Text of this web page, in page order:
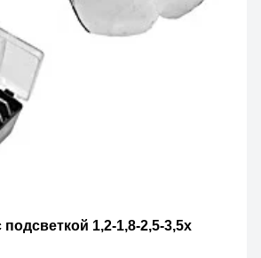
1,2-1,8-2,5-3,5х